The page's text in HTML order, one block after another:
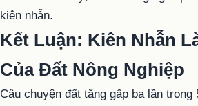
kiên nhẫn.
Kết Luận: Kiên Nhẫn
Của Đất Nông Nghiệp
Câu chuyện đất tăng gấp ba lần